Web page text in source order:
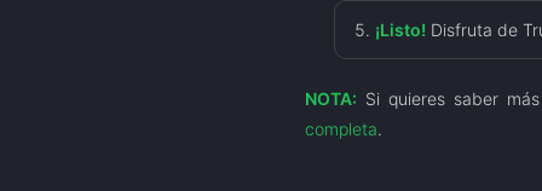
¡Listo! Disfruta de
NOTA: Si quieres saber
completa.